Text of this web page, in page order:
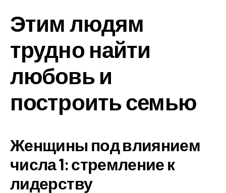
Этим людям
трудно найти
любовь и
построить семью
Женщины под влиянием
числа 1: стремление к
лидерству